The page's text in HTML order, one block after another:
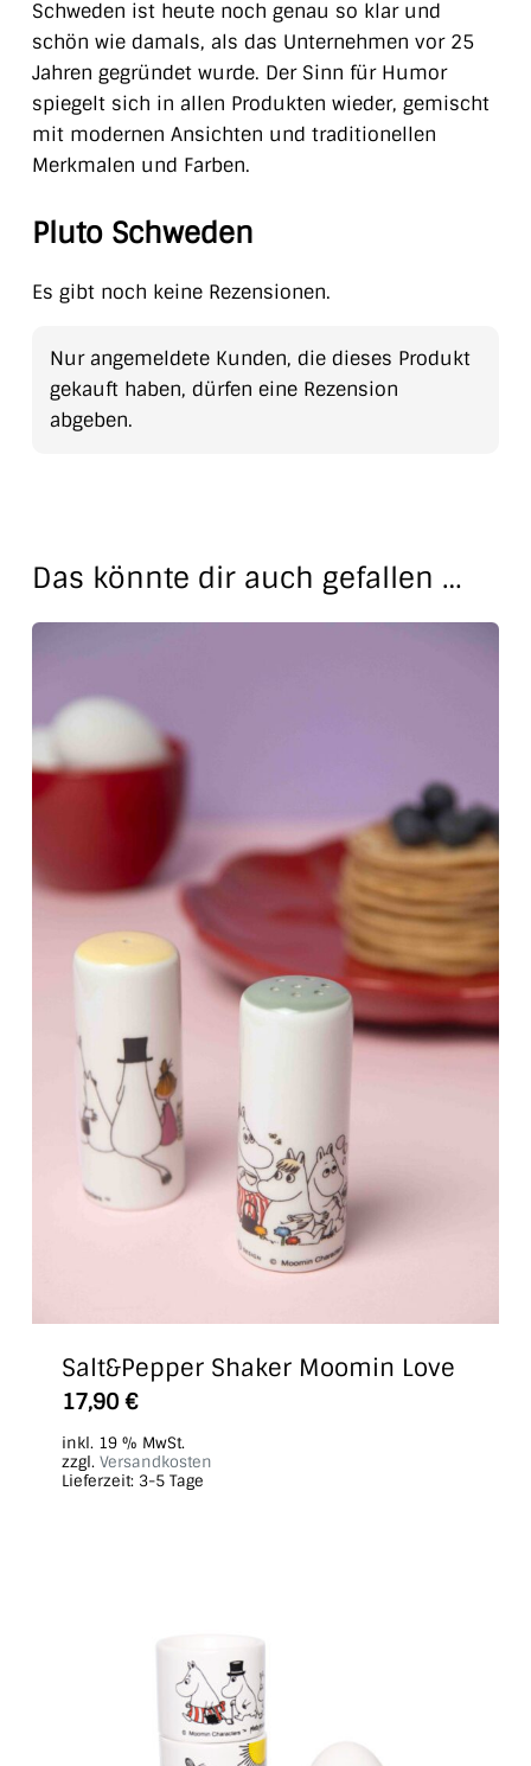
Schweden ist heute noch genau so klar und
schön wie damals, als das Unternehmen vor 25
Jahren gegründet wurde. Der Sinn für Humor
spiegelt sich in allen Produkten wieder, gemischt
mit modernen Ansichten und traditionellen
Merkmalen und Farben.
Pluto Schweden
Es gibt noch keine Rezensionen.
Nur angemeldete Kunden, die dieses Produkt
gekauft haben, dürfen eine Rezension
abgeben.
Das könnte dir auch gefallen …
Salt&Pepper Shaker Moomin Love
17,90 €
inkl. 19 % MwSt.
zzgl. Versandkosten
Lieferzeit: 3-5 Tage